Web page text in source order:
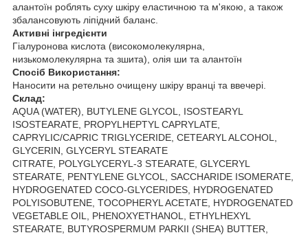
алантоїн роблять суху шкіру еластичною та м'якою, а також
збалансовують ліпідний баланс.
Активні інгредієнти
Гіалуронова кислота (високомолекулярна,
низькомолекулярна та зшита), олія ши та алантоїн
Спосіб Використання:
Наносити на ретельно очищену шкіру вранці та ввечері.
Склад:
AQUA (WATER), BUTYLENE GLYCOL, ISOSTEARYL
ISOSTEARATE, PROPYLHEPTYL CAPRYLATE,
CAPRYLIC/CAPRIC TRIGLYCERIDE, CETEARYL ALCOHOL,
GLYCERIN, GLYCERYL STEARATE
CITRATE, POLYGLYCERYL-3 STEARATE, GLYCERYL
STEARATE, PENTYLENE GLYCOL, SACCHARIDE ISOMERATE,
HYDROGENATED COCO-GLYCERIDES, HYDROGENATED
POLYISOBUTENE, TOCOPHERYL ACETATE, HYDROGENATED
VEGETABLE OIL, PHENOXYETHANOL, ETHYLHEXYL
STEARATE, BUTYROSPERMUM PARKII (SHEA) BUTTER,